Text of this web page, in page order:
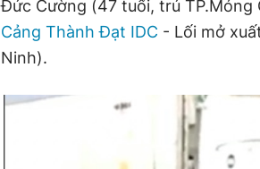
Đức Cường (47 tuổi, trú TP.Móng
Cảng Thành Đạt IDC - Lối mở
Ninh).